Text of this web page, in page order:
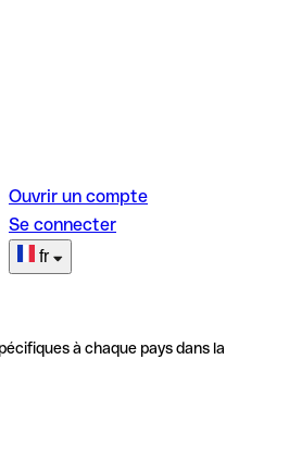
Ouvrir un compte
Se connecter
fr
à chaque pays dans la